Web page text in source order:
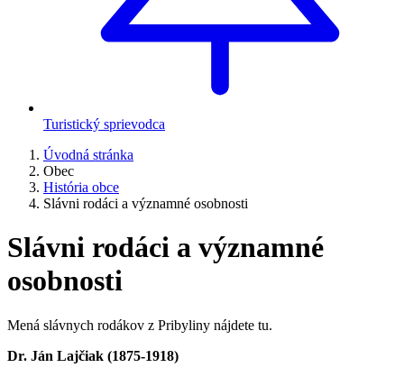
Turistický sprievodca
Úvodná stránka
Obec
História obce
Slávni rodáci a významné osobnosti
Slávni rodáci a významné
osobnosti
Mená slávnych rodákov z Pribyliny nájdete tu.
Dr. Ján Lajčiak (1875-1918)